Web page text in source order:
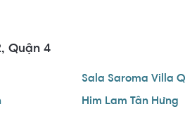
Quận 4
Sala Saroma Villa
Him Lam Tân Hưng